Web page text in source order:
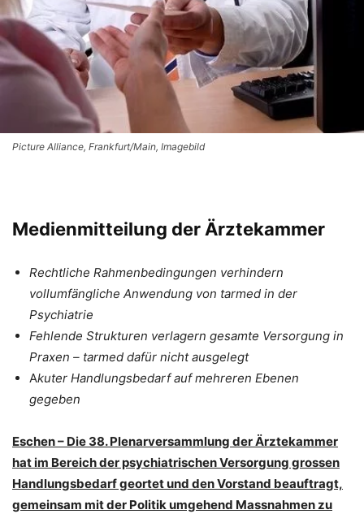
Picture Alliance, Frankfurt/Main, Imagebild
Medienmitteilung der Ärztekammer
Rechtliche Rahmenbedingungen verhindern
vollumfängliche Anwendung von tarmed in der
Psychiatrie
Fehlende Strukturen verlagern gesamte Versorgung in
Praxen – tarmed dafür nicht ausgelegt
Akuter Handlungsbedarf auf mehreren Ebenen
gegeben
Eschen – Die 38. Plenarversammlung der Ärztekammer
hat im Bereich der psychiatrischen Versorgung grossen
Handlungsbedarf geortet und den Vorstand beauftragt,
gemeinsam mit der Politik umgehend Massnahmen zu